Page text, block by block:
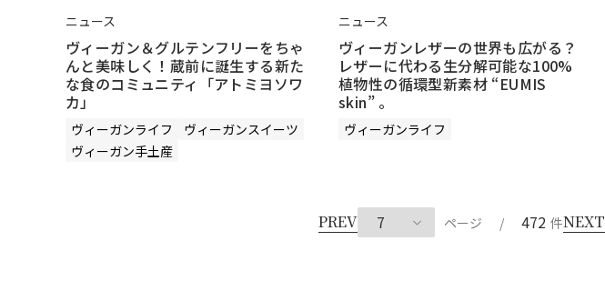
ニュース
ヴィーガン＆グルテンフリーをちゃ
んと美味しく！蔵前に誕生する新た
な食のコミュニティ「アトミヨソワ
カ」
ヴィーガンライフ
ヴィーガンスイーツ
ヴィーガン手土産
ニュース
ヴィーガンレザーの世界も広がる？
レザーに代わる生分解可能な100%
植物性の循環型新素材 “EUMIS
skin” 。
ヴィーガンライフ
PREV ページ / 472 件NEXT